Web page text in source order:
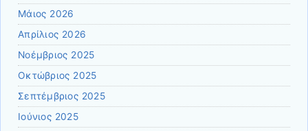
Μάιος 2026
Απρίλιος 2026
Νοέμβριος 2025
Οκτώβριος 2025
Σεπτέμβριος 2025
Ιούνιος 2025